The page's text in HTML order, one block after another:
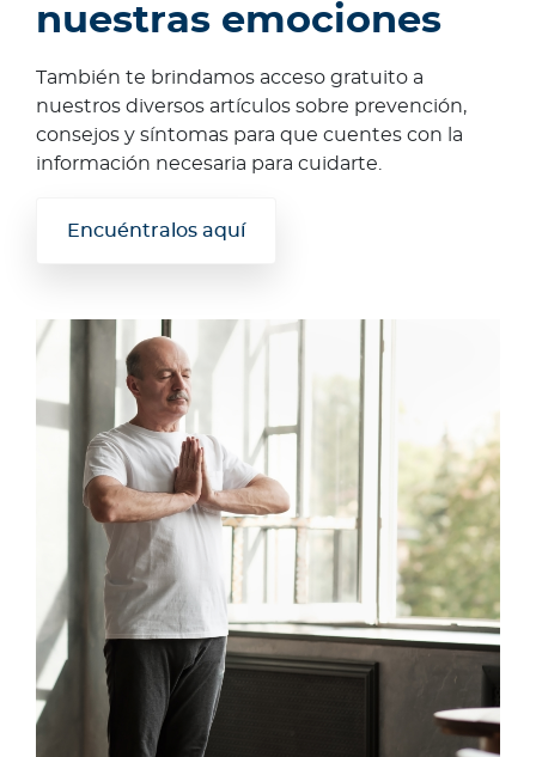
nuestras emociones
También te brindamos acceso gratuito a
nuestros diversos artículos sobre prevención,
consejos y síntomas para que cuentes con la
información necesaria para cuidarte.
Encuéntralos aquí